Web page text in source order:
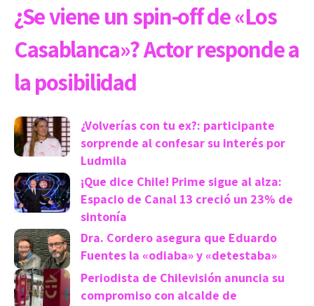
¿Se viene un spin-off de «Los
Casablanca»? Actor responde a
la posibilidad
¿Volverías con tu ex?: participante
sorprende al confesar su interés por
Ludmila
¡Que dice Chile! Prime sigue al alza:
Espacio de Canal 13 creció un 23% de
sintonía
Dra. Cordero asegura que Eduardo
Fuentes la «odiaba» y «detestaba»
Periodista de Chilevisión anuncia su
compromiso con alcalde de